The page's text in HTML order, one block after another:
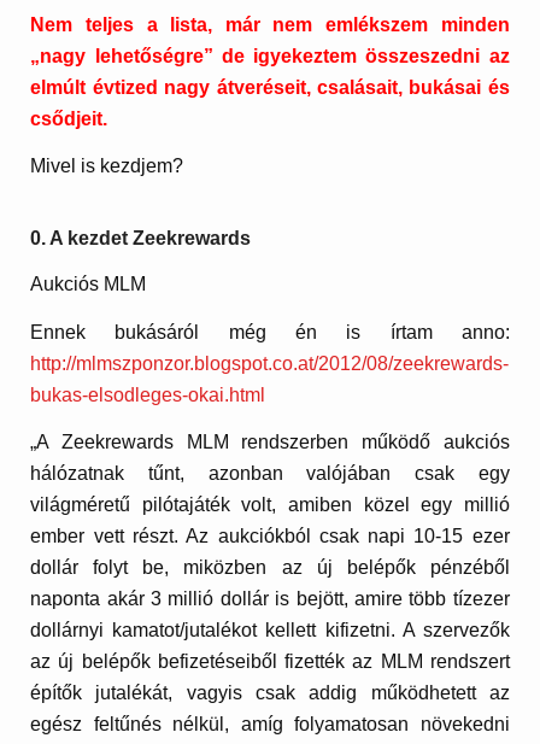
Nem teljes a lista, már nem emlékszem minden
„nagy lehetőségre” de igyekeztem összeszedni az
elmúlt évtized nagy átveréseit, csalásait, bukásai és
csődjeit.
Mivel is kezdjem?
0. A kezdet Zeekrewards
Aukciós MLM
Ennek bukásáról még én is írtam anno:
http://mlmszponzor.blogspot.co.at/2012/08/zeekrewards-
bukas-elsodleges-okai.html
„A Zeekrewards MLM rendszerben működő aukciós
hálózatnak tűnt, azonban valójában csak egy
világméretű pilótajáték volt, amiben közel egy millió
ember vett részt. Az aukciókból csak napi 10-15 ezer
dollár folyt be, miközben az új belépők pénzéből
naponta akár 3 millió dollár is bejött, amire több tízezer
dollárnyi kamatot/jutalékot kellett kifizetni. A szervezők
az új belépők befizetéseiből fizették az MLM rendszert
építők jutalékát, vagyis csak addig működhetett az
egész feltűnés nélkül, amíg folyamatosan növekedni